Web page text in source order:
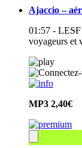
Ajaccio –
01:57 -
voyageurs et
MP3 2,40€